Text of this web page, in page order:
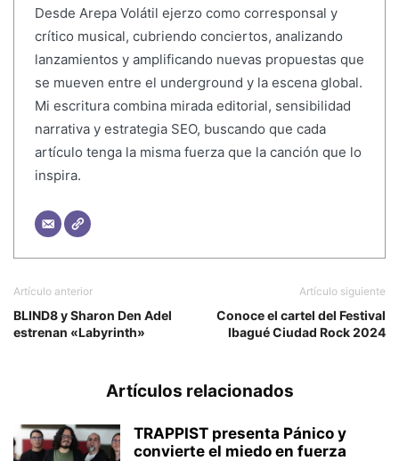
Desde Arepa Volátil ejerzo como corresponsal y
crítico musical, cubriendo conciertos, analizando
lanzamientos y amplificando nuevas propuestas que
se mueven entre el underground y la escena global.
Mi escritura combina mirada editorial, sensibilidad
narrativa y estrategia SEO, buscando que cada
artículo tenga la misma fuerza que la canción que lo
inspira.
Artículo anterior
BLIND8 y Sharon Den Adel
estrenan «Labyrinth»
Artículo siguiente
Conoce el cartel del Festival
Ibagué Ciudad Rock 2024
Artículos relacionados
TRAPPIST presenta Pánico y
convierte el miedo en fuerza